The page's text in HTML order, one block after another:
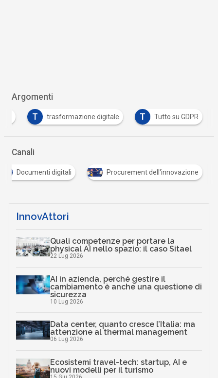
Argomenti
T trasformazione digitale T Tutto su GDPR
Canali
Documenti digitali Procurement dell'innovazione
InnovAttori
Quali competenze per portare la
physical AI nello spazio: il caso Sitael
22 Lug 2026
AI in azienda, perché gestire il
cambiamento è anche una questione di
sicurezza
10 Lug 2026
Data center, quanto cresce l’Italia: ma
attenzione al thermal management
06 Lug 2026
Ecosistemi travel-tech: startup, AI e
nuovi modelli per il turismo